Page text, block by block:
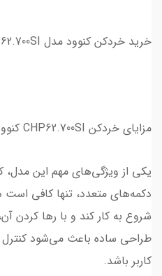
خرید خردکن کنوود مدل CHP62.700SI
مزایای خردکن CHP62.700SI کنوود
یکی از ویژگی‌های مهم این
دکمه‌های متعدد، تنها کافی است
شروع به کار کند و با رها کردن
طراحی ساده باعث می‌شود
کاربر باشد.